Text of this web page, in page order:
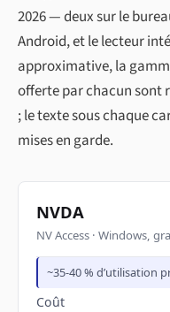
2026 — deux sur le
Android, et le lecteur
approximative, la
offerte par chacun sont
; le texte sous chaque
mises en garde.
NVDA
NV Access · Windows,
~35-40 % d’utilisation
Coût